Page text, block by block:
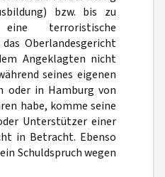
bzw. bis zu
terroristische
Oberlandesgericht
Angeklagten nicht
seines eigenen
oder in Hamburg von
habe, komme seine
Unterstützer einer
in Betracht. Ebenso
Schuldspruch wegen